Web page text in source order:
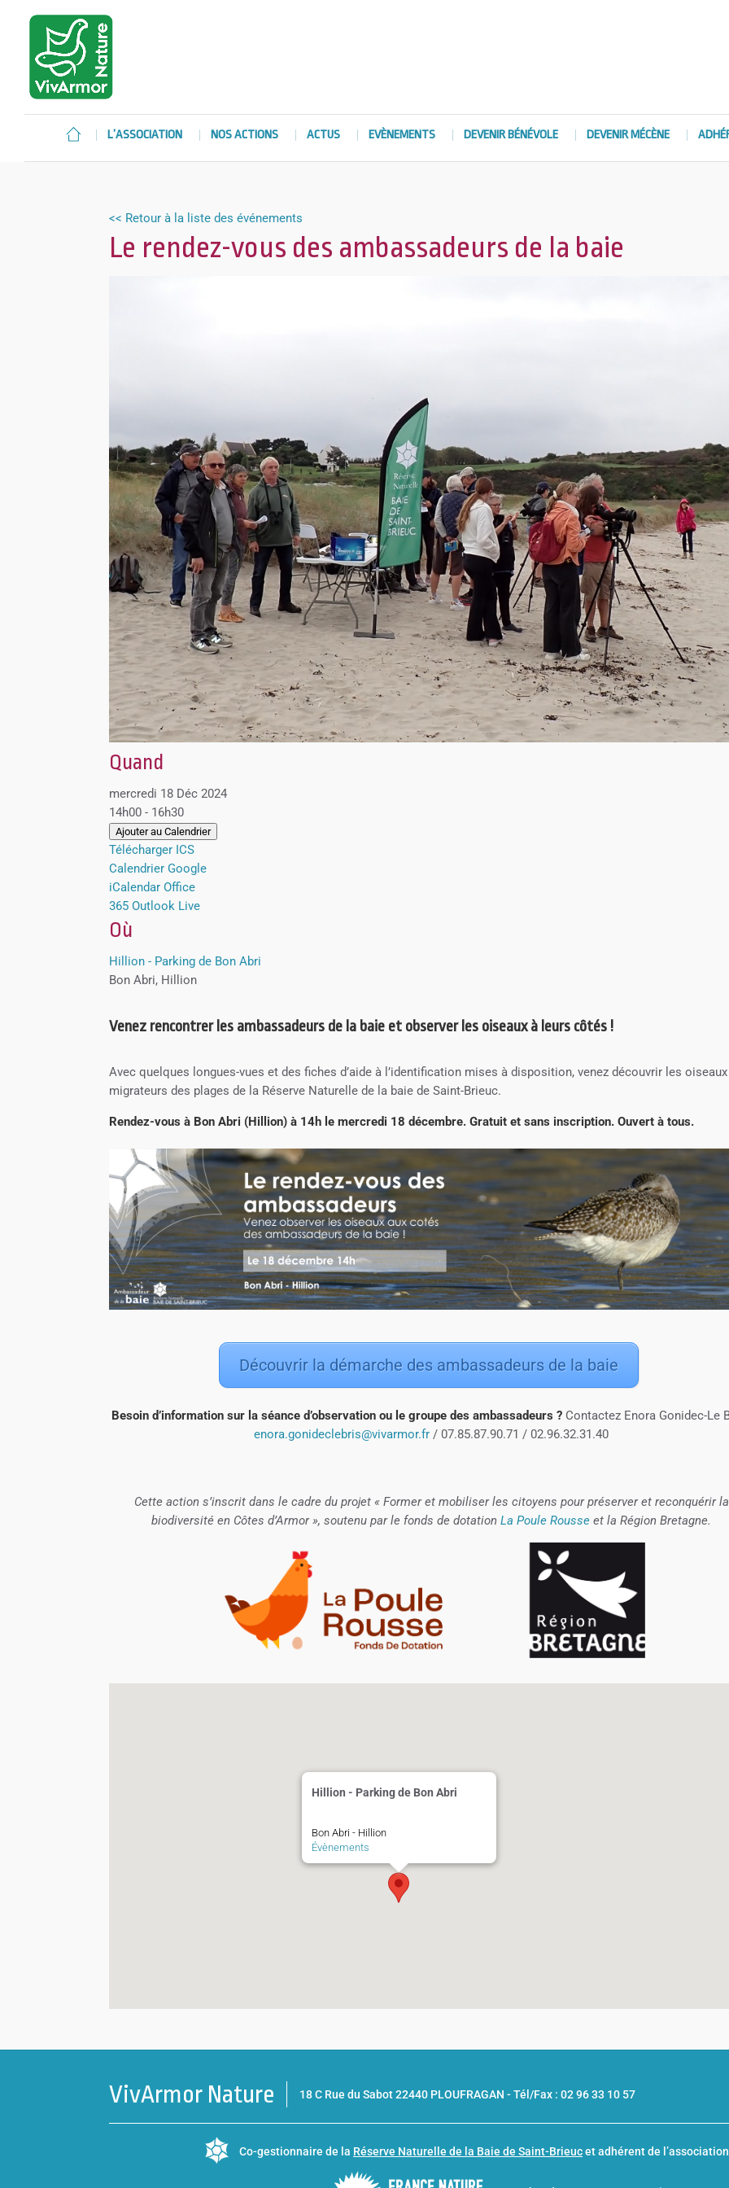
L’ASSOCIATION NOS ACTIONS ACTUS EVÈNEMENTS DEVENIR BÉNÉVOLE DEVENIR MÉCÈNE
<< Retour à la liste des événements
Le rendez-vous des ambassadeurs de la baie
Quand
mercredi 18 Déc 2024
14h00 - 16h30
Ajouter au Calendrier
Télécharger ICS
Calendrier Google
iCalendar Office
365 Outlook Live
Où
Hillion - Parking de Bon Abri
Bon Abri, Hillion
Venez rencontrer les ambassadeurs de la baie et observer les oiseaux à leurs côtés !
Avec quelques longues-vues et des fiches d’aide à l’identification mises à disposition, venez découvrir les oiseaux
migrateurs des plages de la Réserve Naturelle de la baie de Saint-Brieuc.
Rendez-vous à Bon Abri (Hillion) à 14h le mercredi 18 décembre. Gratuit et sans inscription. Ouvert à tous.
Découvrir la démarche des ambassadeurs de la baie
Besoin d’information sur la séance d’observation ou le groupe des ambassadeurs ? Contactez Enora Gonidec-Le
enora.gonideclebris@vivarmor.fr / 07.85.87.90.71 / 02.96.32.31.40
Cette action s’inscrit dans le cadre du projet « Former et mobiliser les citoyens pour préserver et reconquérir la
biodiversité en Côtes d’Armor », soutenu par le fonds de dotationLa Poule Rousse et la Région Bretagne.
Hillion - Parking de Bon Abri
Bon Abri - Hillion
Évènements
VivArmor Nature 18 C Rue du Sabot 22440 PLOUFRAGAN -Tél/Fax : 02 96 33 10 57
Co-gestionnaire de la Réserve Naturelle de la Baie de Saint-Brieucet adhérent de